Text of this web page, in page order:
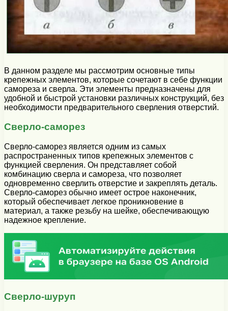
В данном разделе мы рассмотрим основные типы
крепежных элементов, которые сочетают в себе функции
самореза и сверла. Эти элементы предназначены для
удобной и быстрой установки различных конструкций, без
необходимости предварительного сверления отверстий.
Сверло-саморез
Сверло-саморез является одним из самых
распространенных типов крепежных элементов с
функцией сверления. Он представляет собой
комбинацию сверла и самореза, что позволяет
одновременно сверлить отверстие и закреплять деталь.
Сверло-саморез обычно имеет острое наконечник,
который обеспечивает легкое проникновение в
материал, а также резьбу на шейке, обеспечивающую
надежное крепление.
Сверло-шуруп